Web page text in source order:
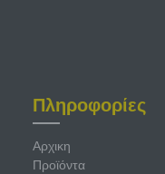
Πληροφορίες
Αρχικη
Προϊόντα